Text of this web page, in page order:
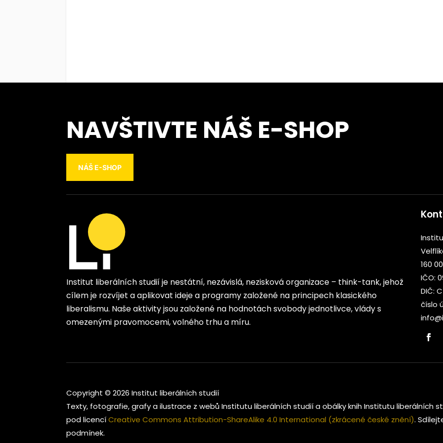
NAVŠTIVTE NÁŠ E-SHOP
NÁŠ E-SHOP
Institut liberálních studií je nestátní, nezávislá, nezisková organizace – think-tank, jehož
cílem je rozvíjet a aplikovat ideje a programy založené na principech klasického
liberalismu. Naše aktivity jsou založené na hodnotách svobody jednotlivce, vlády s
omezenými pravomocemi, volného trhu a míru.
160
IČO:
DIČ:
číslo
Copyright © 2026 Institut liberálních studií
Texty, fotografie, grafy a ilustrace z webů Institutu liberálních studií a obálky knih Institutu liberálních
pod licencíCreative Commons Attribution-ShareAlike 4.0 International (zkrácené české znění).
podmínek.